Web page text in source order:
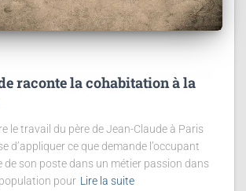
raconte la cohabitation à la
le travail du père de Jean-Claude à Paris
d’appliquer ce que demande l’occupant
de son poste dans un métier passion dans
pour Lire la suite